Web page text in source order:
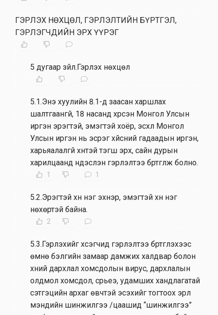
ГЭРЛЭХ НӨХЦӨЛ, ГЭРЛЭЛТИЙН БҮРТГЭЛ,
ГЭРЛЭГЧДИЙН ЭРХ ҮҮРЭГ
5 дугаар зүйл.Гэрлэх нөхцөл
5.1.Энэ хуулийн 8.1-д заасан харшлах
шалтгаангүй, 18 насанд хүрсэн Монгол Улсын
иргэн эрэгтэй, эмэгтэй хоёр, эсхүл Монгол
Улсын иргэн нь эсрэг хүйсний гадаадын иргэн,
харьяалалгүй хүнтэй тэгш эрх, сайн дурын
харилцаанд үндэслэн гэрлэлтээ бүртгүүлж болно.
1 1
5.2.Эрэгтэй хүн нэг эхнэр, эмэгтэй хүн нэг
нөхөртэй байна.
2
5.3.Гэрлэхийг хүсэгчид гэрлэлтээ бүртгүүлэхээс
өмнө бэлгийн замаар дамжих халдвар болон
хүний дархлал хомсдолын вирус, дархлалын
олдмол хомсдол, сүрьеэ, удамших хандлагатай
сэтгэцийн архаг өвчтэй эсэхийг тогтоох эрүүл
мэндийн шинжилгээ /цаашид “шинжилгээ”